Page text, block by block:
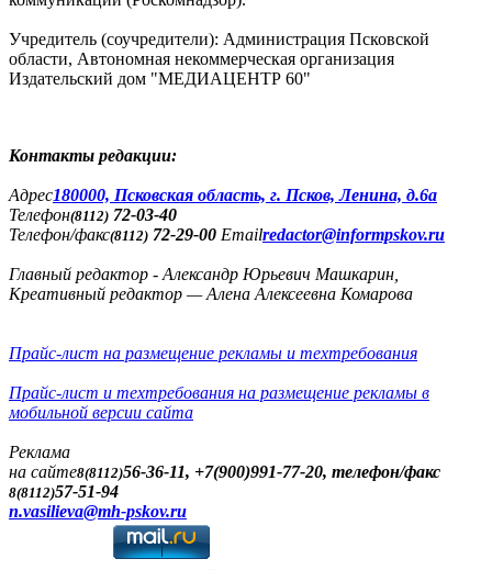
Учредитель (соучредители): Администрация Псковской
области, Автономная некоммерческая организация
Издательский дом "МЕДИАЦЕНТР 60"
Контакты редакции:
Адреc180000, Псковская область, г. Псков, Ленина, д.6а
Телефон(8112) 72-03-40
Телефон/факс(8112) 72-29-00 Emailredactor@informpskov.ru
Главный редактор - Александр Юрьевич Машкарин,
Креативный редактор — Алена Алексеевна Комарова
Прайс-лист на размещение рекламы и техтребования
Прайс-лист и техтребования на размещение рекламы в
мобильной версии сайта
Реклама
на сайте8(8112)56-36-11, +7(900)991-77-20, телефон/факс
8(8112)57-51-94
n.vasilieva@mh-pskov.ru